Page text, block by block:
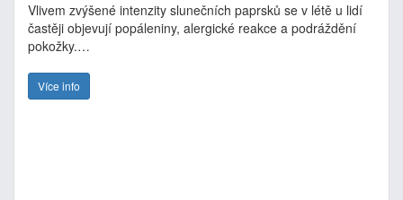
Vlivem zvýšené intenzity slunečních paprsků se v létě u lidí
častěji objevují popáleniny, alergické reakce a podráždění
pokožky.…
Více info